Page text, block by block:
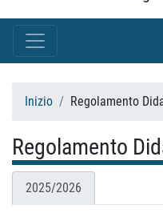
Inizio Regolamento
Regolamento
2025/2026